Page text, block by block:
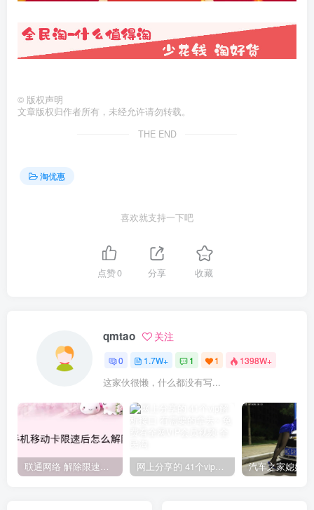
© 版权声明
文章版权归作者所有，未经允许请勿转载。
THE END
淘优惠
喜欢就支持一下吧
点赞0 分享 收藏
qmtao 关注
0 1.7W+ 1 1 1398W+
这家伙很懒，什么都没有写...
联通网络 解除限速方法参考！畅享、畅玩、老白干等及其它地区自测了 网上分享的 41个vip解析接口 有需要的拿去~ 免费看全网VIP会员视频